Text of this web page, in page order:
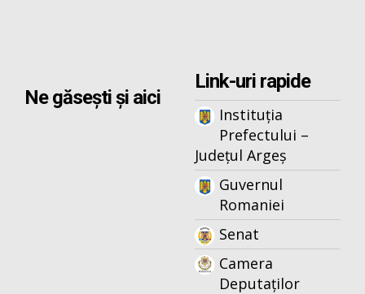
Ne găsești și aici
Link-uri rapide
Instituția
Prefectului –
Județul Argeș
Guvernul
Romaniei
Senat
Camera
Deputaților